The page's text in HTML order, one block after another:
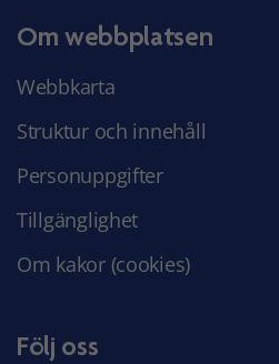
Om webbplatsen
Webbkarta
Struktur och innehåll
Personuppgifter
Tillgänglighet
Om kakor (cookies)
Följ oss